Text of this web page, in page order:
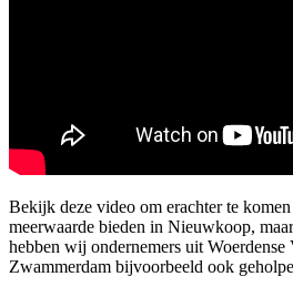
Bekijk deze video om erachter te
meerwaarde bieden in Nieuwkoop,
hebben wij ondernemers uit Woerdense
Zwammerdam bijvoorbeeld ook